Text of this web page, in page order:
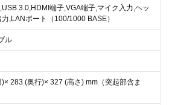
3.0,HDMI端子,VGA端子,マイク入力,ヘッ
力,LANポート（100/1000 BASE）
ル
283 (奥行)× 327 (高さ) mm（突起部含ま